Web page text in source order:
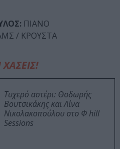
ΠΙΑΝΟ
/ ΚΡΟΥΣΤΑ
Τυχερό αστέρι: Θοδωρής
Βουτσικάκης και Λίνα
Νικολακοπούλου στο Φ hill
Sessions